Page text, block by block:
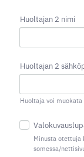
Huoltajan 2 nimi
Huoltajan 2
Huoltaja voi muokata
Minusta otettuja
somessa/